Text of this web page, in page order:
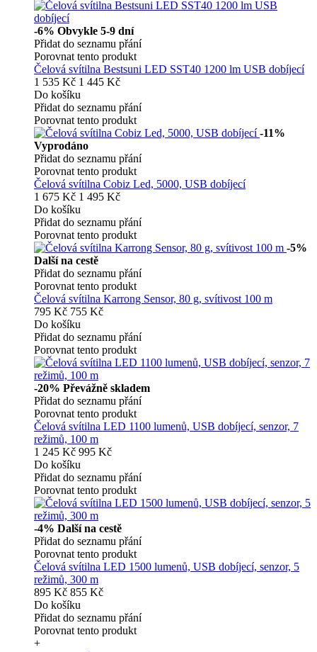
-6% Obvykle 5-9 dní
Přidat do seznamu přání
Porovnat tento produkt
Čelová svítilna Bestsuni LED SST40 1200 lm USB dobíjecí
1 535 Kč 1 445 Kč
Do košíku
Přidat do seznamu přání
Porovnat tento produkt
-11%
Vyprodáno
Přidat do seznamu přání
Porovnat tento produkt
Čelová svítilna Cobiz Led, 5000, USB dobíjecí
1 675 Kč 1 495 Kč
Do košíku
Přidat do seznamu přání
Porovnat tento produkt
-5%
Další na cestě
Přidat do seznamu přání
Porovnat tento produkt
Čelová svítilna Karrong Sensor, 80 g, svítivost 100 m
795 Kč 755 Kč
Do košíku
Přidat do seznamu přání
Porovnat tento produkt
-20% Převážně skladem
Přidat do seznamu přání
Porovnat tento produkt
Čelová svítilna LED 1100 lumenů, USB dobíjecí, senzor, 7
režimů, 100 m
1 245 Kč 995 Kč
Do košíku
Přidat do seznamu přání
Porovnat tento produkt
-4% Další na cestě
Přidat do seznamu přání
Porovnat tento produkt
Čelová svítilna LED 1500 lumenů, USB dobíjecí, senzor, 5
režimů, 300 m
895 Kč 855 Kč
Do košíku
Přidat do seznamu přání
Porovnat tento produkt
+